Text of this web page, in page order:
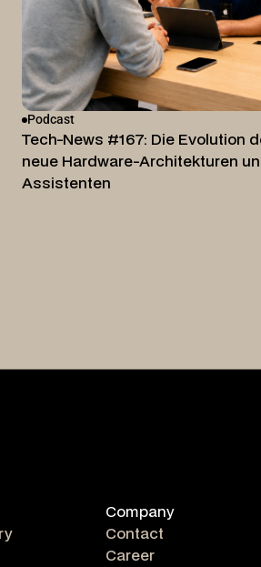
Podcast
Tech-News #167: Die Evolution
neue Hardware-Architekturen
Assistenten
Company
Contact
Career